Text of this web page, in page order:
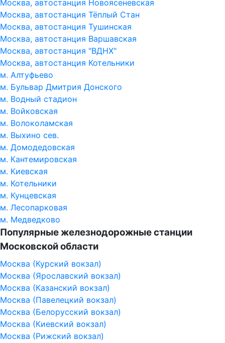
Москва, автостанция Новоясеневская
Москва, автостанция Тёплый Стан
Москва, автостанция Тушинская
Москва, автостанция Варшавская
Москва, автостанция "ВДНХ"
Москва, автостанция Котельники
м. Алтуфьево
м. Бульвар Дмитрия Донского
м. Водный стадион
м. Войковская
м. Волоколамская
м. Выхино сев.
м. Домодедовская
м. Кантемировская
м. Киевская
м. Котельники
м. Кунцевская
м. Лесопарковая
м. Медведково
Популярные железнодорожные станции
Московской области
Москва (Курский вокзал)
Москва (Ярославский вокзал)
Москва (Казанский вокзал)
Москва (Павелецкий вокзал)
Москва (Белорусский вокзал)
Москва (Киевский вокзал)
Москва (Рижский вокзал)